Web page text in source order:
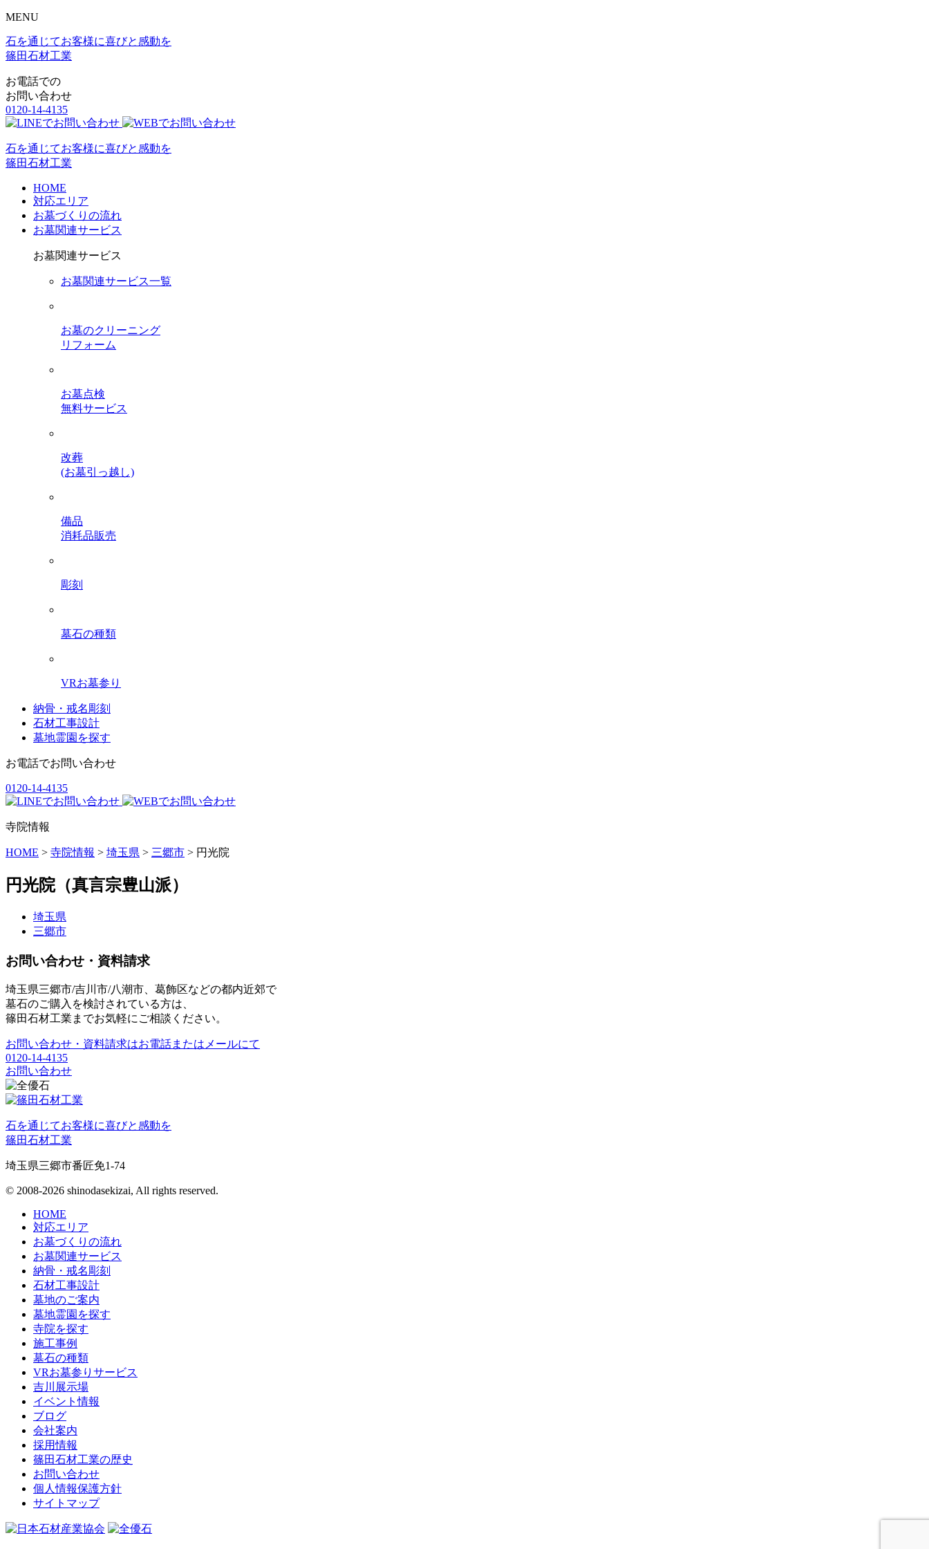
MENU
石を通じてお客様に喜びと感動を
篠田石材工業
お電話での
お問い合わせ
0120-14-4135
石を通じてお客様に喜びと感動を
篠田石材工業
HOME
対応エリア
お墓づくりの流れ
お墓関連サービス
お墓関連サービス
お墓関連サービス一覧
お墓のクリーニング
リフォーム
お墓点検
無料サービス
改葬
(お墓引っ越し)
備品
消耗品販売
彫刻
墓石の種類
VRお墓参り
納骨・戒名彫刻
石材工事設計
墓地霊園を探す
お電話でお問い合わせ
0120-14-4135
寺院情報
HOME > 寺院情報 > 埼玉県 > 三郷市 > 円光院
円光院（真言宗豊山派）
埼玉県
三郷市
お問い合わせ・資料請求
埼玉県三郷市/吉川市/八潮市、葛飾区などの都内近郊で
墓石のご購入を検討されている方は、
篠田石材工業までお気軽にご相談ください。
お問い合わせ・資料請求はお電話またはメールにて
0120-14-4135
お問い合わせ
石を通じてお客様に喜びと感動を
篠田石材工業
埼玉県三郷市番匠免1-74
© 2008-2026 shinodasekizai, All rights reserved.
HOME
対応エリア
お墓づくりの流れ
お墓関連サービス
納骨・戒名彫刻
石材工事設計
墓地のご案内
墓地霊園を探す
寺院を探す
施工事例
墓石の種類
VRお墓参りサービス
吉川展示場
イベント情報
ブログ
会社案内
採用情報
篠田石材工業の歴史
お問い合わせ
個人情報保護方針
サイトマップ